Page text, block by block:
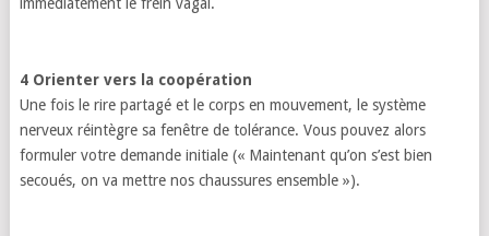
4 Orienter vers la coopération
Une fois le rire partagé et le corps en mouvement, le système
nerveux réintègre sa fenêtre de tolérance. Vous pouvez alors
formuler votre demande initiale (« Maintenant qu’on s’est bien
secoués, on va mettre nos chaussures ensemble »).